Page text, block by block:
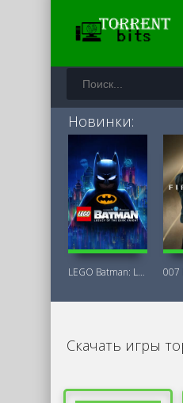
Новинки:
LEGO Batman: Legacy of the Dark Knight